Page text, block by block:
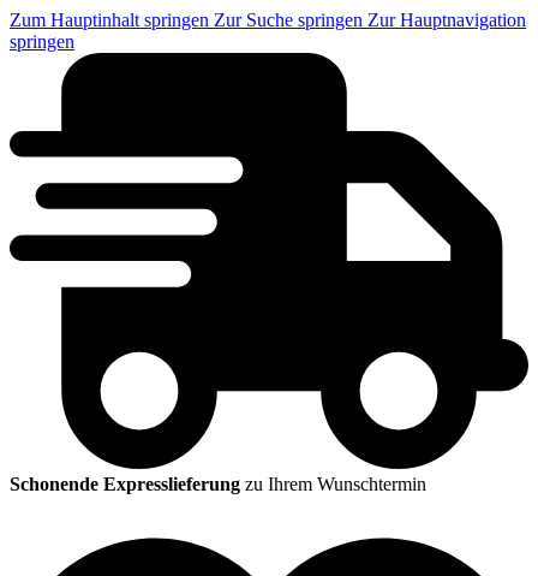
Zum Hauptinhalt springen Zur Suche springen Zur Hauptnavigation
springen
Schonende Expresslieferung zu Ihrem Wunschtermin